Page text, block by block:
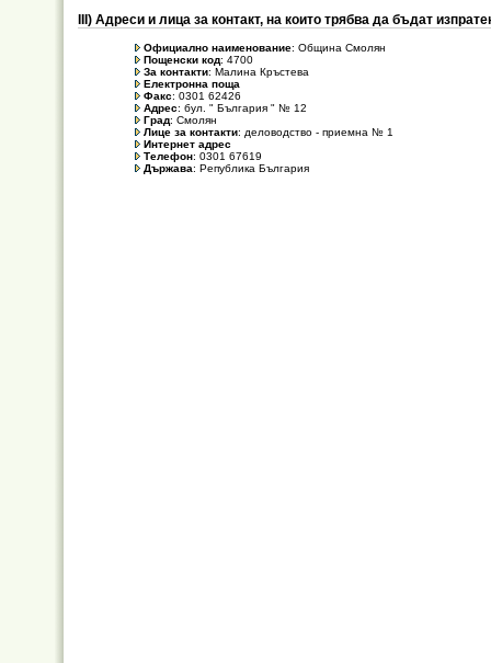
ІІІ) Адреси и лица за контакт, на които трябва да бъдат
Официално наименование: Община Смолян
Пощенски код: 4700
За контакти: Малина Кръстева
Електронна поща
Факс: 0301 62426
Адрес: бул. " България " № 12
Град: Смолян
Лице за контакти: деловодство - приемна № 1
Интернет адрес
Телефон: 0301 67619
Държава: Република България